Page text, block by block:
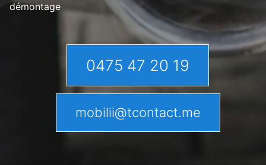
démontage
0475 47 20 19
mobilii@tcontact.me